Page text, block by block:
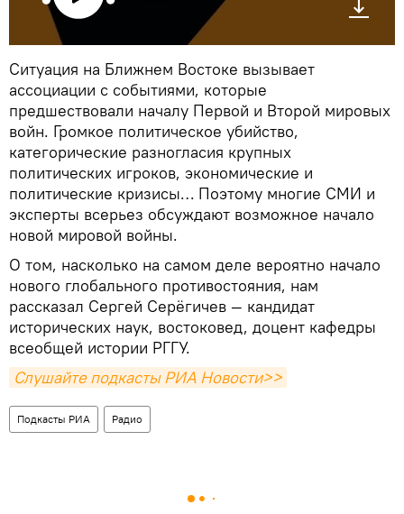
Ситуация на Ближнем Востоке вызывает
ассоциации с событиями, которые
предшествовали началу Первой и Второй мировых
войн. Громкое политическое убийство,
категорические разногласия крупных
политических игроков, экономические и
политические кризисы… Поэтому многие СМИ и
эксперты всерьез обсуждают возможное начало
новой мировой войны.
О том, насколько на самом деле вероятно начало
нового глобального противостояния, нам
рассказал Сергей Серёгичев — кандидат
исторических наук, востоковед, доцент кафедры
всеобщей истории РГГУ.
Слушайте подкасты РИА Новости>>
Подкасты РИА Радио